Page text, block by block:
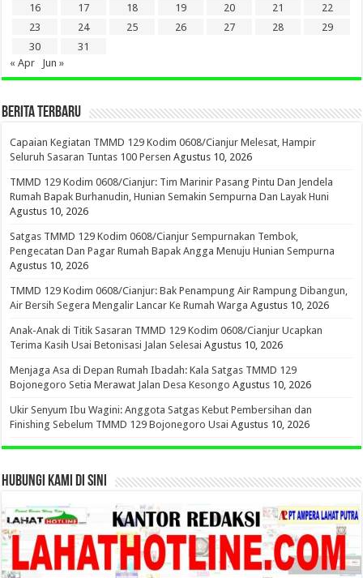
16
17 18 19 20 21
22
23
24 25 26 27 28
29
30
31
« Apr
Jun »
BERITA TERBARU
Capaian Kegiatan TMMD 129 Kodim 0608/Cianjur Melesat, Hampir
Seluruh Sasaran Tuntas 100 Persen Agustus 10, 2026
TMMD 129 Kodim 0608/Cianjur: Tim Marinir Pasang Pintu Dan Jendela
Rumah Bapak Burhanudin, Hunian Semakin Sempurna Dan Layak Huni
Agustus 10, 2026
Satgas TMMD 129 Kodim 0608/Cianjur Sempurnakan Tembok,
Pengecatan Dan Pagar Rumah Bapak Angga Menuju Hunian Sempurna
Agustus 10, 2026
TMMD 129 Kodim 0608/Cianjur: Bak Penampung Air Rampung Dibangun,
Air Bersih Segera Mengalir Lancar Ke Rumah Warga Agustus 10, 2026
Anak-Anak di Titik Sasaran TMMD 129 Kodim 0608/Cianjur Ucapkan
Terima Kasih Usai Betonisasi Jalan Selesai Agustus 10, 2026
Menjaga Asa di Depan Rumah Ibadah: Kala Satgas TMMD 129
Bojonegoro Setia Merawat Jalan Desa Kesongo Agustus 10, 2026
Ukir Senyum Ibu Wagini: Anggota Satgas Kebut Pembersihan dan
Finishing Sebelum TMMD 129 Bojonegoro Usai Agustus 10, 2026
HUBUNGI KAMI DI SINI